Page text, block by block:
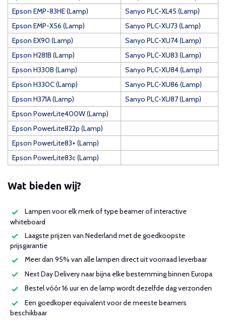
Epson EMP-83HE (Lamp)
Sanyo PLC-XL45 (Lamp)
Epson EMP-X56 (Lamp)
Sanyo PLC-XU73 (Lamp)
Epson EX90 (Lamp)
Sanyo PLC-XU74 (Lamp)
Epson H281B (Lamp)
Sanyo PLC-XU83 (Lamp)
Epson H330B (Lamp)
Sanyo PLC-XU84 (Lamp)
Epson H330C (Lamp)
Sanyo PLC-XU86 (Lamp)
Epson H371A (Lamp)
Sanyo PLC-XU87 (Lamp)
Epson PowerLite400W (Lamp)
Epson PowerLite822p (Lamp)
Epson PowerLite83+ (Lamp)
Epson PowerLite83c (Lamp)
Wat bieden wij?
Lampen voor elk merk of type beamer of interactive
whiteboard
Laagste prijzen van Nederland met de goedkoopste
prijsgarantie
Meer dan 95% van alle lampen direct uit voorraad leverbaar
Next Day Delivery naar bijna elke bestemming binnen Europa
Bestel vóór 16 uur en de lamp wordt dezelfde dag verzonden
Een goedkoper equivalent voor de meeste beamers
beschikbaar